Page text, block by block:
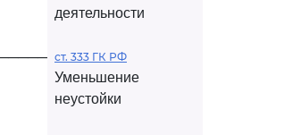
деятельности
ст. 333 ГК РФ
Уменьшение
неустойки